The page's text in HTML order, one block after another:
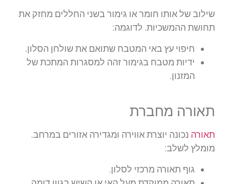
שילוב של אותו חומר או גימור בשני החללים מחזק את
תחושת ההמשכיות. לדוגמה:
חיפוי עץ באי המטבח שתואם את שולחן הסלון.
ידיות מטבח בגימור זהה למסגרות המתכת של
המזנון.
תאורה מחברת
תאורה נכונה יוצרת אווירה ומגדירה אזורים במרחב.
מומלץ לשלב:
גוף תאורה מרכזי לסלון.